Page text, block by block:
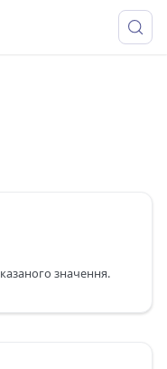
значення.